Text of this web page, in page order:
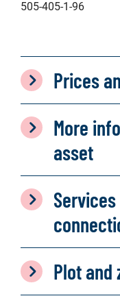
505-405-1-96
Prices
More
asset
Plot and